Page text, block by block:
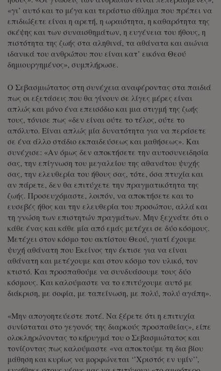
«γι’ αυτό και το μέγα και τεράστιο άθλημα που πρέπει να
επιδιώξετε είναι η αρετή, η ωραιότητα, η καθαρότητα της
σκέψης και των συναισθημάτων, η ευγένεια του ήθους, η
πιστότητα της ζωής στα αληθινά, τα αθάνατα και αιώνια
ιδανικά του ανθρώπου που είναι κατ’ εικόνα Θεού
δημιουργημένος», συμπλήρωσε.
Ο Σεβασμιώτατος στη συνέχεια αναφέροντας στα παιδιά
πως οι εξετάσεις που θα γίνουν σε λίγες μέρες είναι
απλώς και μόνο ένα επεισόδιο και μια στιγμή της ζωής
τους, τόνισε πως «δεν είναι ούτε το τέλος, ούτε το
απόλυτο. Είναι απλώς μία δυνατότητα για να περάσετε
σε ένα άλλο στάδιο εκπαιδεύσεως και μαθήσεως». Και
συνέχισε: «Αν όμως δεν αποκτήσετε την αυτοσυνειδησία
σας, την επίγνωση του μεγαλείου της αθανάτου ψυχής
σας, την ελευθερία του ήθους σας, τότε, όσα πτυχία και
αν πάρετε, δεν θα επιτύχετε την πραγματικότητα της
ζωής. Προσευχόμαστε, λοιπόν, να αποκτήσετε και το
ευσεβές ήθος και την ελευθερία του προσώπου, αλλά και
τη γνώση των επιστητών πραγμάτων. Μην ξεχνάτε ότι ο
κάθε ένας και κάθε μία από εμάς μετέχει σε δύο κόσμους.
Μετέχει στον κόσμο του ακτίστου Θεού, γιατί έχουμε
ψυχή αθάνατη που Εκείνος την έκτισε για να είναι
αθάνατη και μετέχουμε και στον κόσμο τον υλικό, τον
κτιστό. Και προσπαθούμε να συνδυάσουμε τους δύο
κόσμους. Και καλούμαστε να το επιτύχουμε αυτό με
διάκριση, με σοφία, με ταπείνωση, με πολύ, πολύ αγάπη».
«Μην απογοητεύεστε ποτέ. Να ξέρετε ότι η επιτυχία
συνίσταται στο γεγονός της διαρκούς προσπαθείας», είπε
ολοκληρώνοντας το κήρυγμά του ο Σεβασμιώτατος και
τονίζοντας πως καλούμαστε «να αποκτούμε τη δια βίου
μάθηση και κυρίως να μορφώνεται ‘’Χριστός εν υμίν’’,